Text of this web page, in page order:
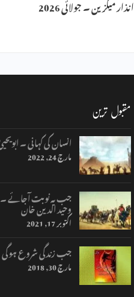
انذار میگزین ۔ جولائی 2026
مقبول ترین
انسان کی کہانی ۔
مارچ 24, 2022
جب یہ نوبت آجائے ۔
وحید الدین خان
اکتوبر 17, 2021
جب زندگی شروع ہوگی
مارچ 30, 2018